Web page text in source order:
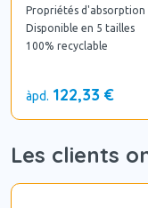
Propriétés d'absorption
Disponible en 5 tailles
100% recyclable
àpd. 122,33 €
Les clients